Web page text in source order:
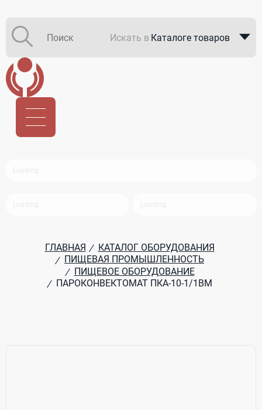
Искать в Каталоге товаров
ГЛАВНАЯ / КАТАЛОГ ОБОРУДОВАНИЯ
/ ПИЩЕВАЯ ПРОМЫШЛЕННОСТЬ
/ ПИЩЕВОЕ ОБОРУДОВАНИЕ
/ ПАРОКОНВЕКТОМАТ ПКА-10-1/1ВМ